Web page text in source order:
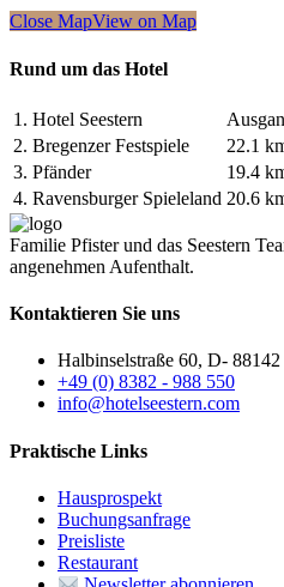
Close MapView on Map
Rund um das Hotel
1. Hotel Seestern
2. Bregenzer Festspiele
22.1
3. Pfänder
19.4
4. Ravensburger Spieleland 20.6
Familie Pfister und das Seestern
angenehmen Aufenthalt.
Kontaktieren Sie uns
Halbinselstraße 60, D- 88142
+49 (0) 8382 - 988 550
info@hotelseestern.com
Praktische Links
Hausprospekt
Buchungsanfrage
Preisliste
Restaurant